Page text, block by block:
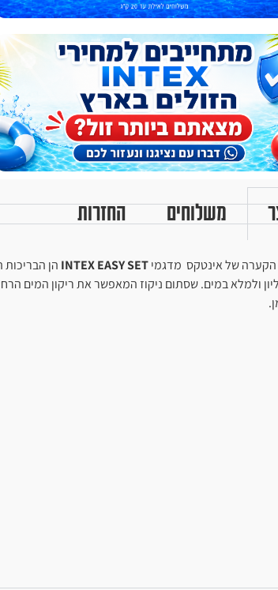
משלוחים החזרות
INTEX EASY SET הן
במים. שסתום ניקוז המאפשר את ריקון המים